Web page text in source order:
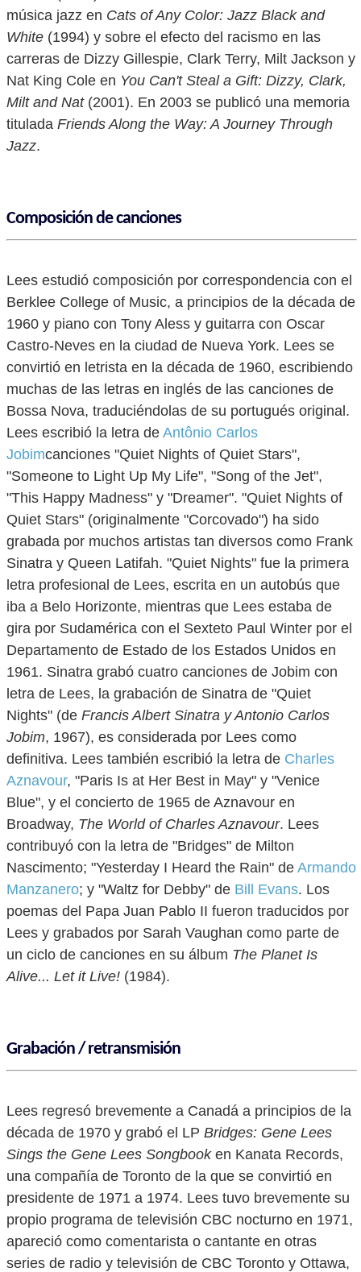
música jazz en Cats of Any Color: Jazz Black and
White (1994) y sobre el efecto del racismo en las
carreras de Dizzy Gillespie, Clark Terry, Milt Jackson y
Nat King Cole en You Can't Steal a Gift: Dizzy, Clark,
Milt and Nat(2001). En 2003 se publicó una memoria
titulada Friends Along the Way: A Journey Through
Jazz.
Composición de canciones
Lees estudió composición por correspondencia con el
Berklee College of Music, a principios de la década de
1960 y piano con Tony Aless y guitarra con Oscar
Castro-Neves en la ciudad de Nueva York. Lees se
convirtió en letrista en la década de 1960, escribiendo
muchas de las letras en inglés de las canciones de
Bossa Nova, traduciéndolas de su portugués original.
Lees escribió la letra de Antônio Carlos
Jobimcanciones "Quiet Nights of Quiet Stars",
"Someone to Light Up My Life", "Song of the Jet",
"This Happy Madness" y "Dreamer". "Quiet Nights of
Quiet Stars" (originalmente "Corcovado") ha sido
grabada por muchos artistas tan diversos como Frank
Sinatra y Queen Latifah. "Quiet Nights" fue la primera
letra profesional de Lees, escrita en un autobús que
iba a Belo Horizonte, mientras que Lees estaba de
gira por Sudamérica con el Sexteto Paul Winter por el
Departamento de Estado de los Estados Unidos en
1961. Sinatra grabó cuatro canciones de Jobim con
letra de Lees, la grabación de Sinatra de "Quiet
Nights" (de Francis Albert Sinatra y Antonio Carlos
Jobim, 1967), es considerada por Lees como
definitiva. Lees también escribió la letra de Charles
Aznavour, "Paris Is at Her Best in May" y "Venice
Blue", y el concierto de 1965 de Aznavour en
Broadway, The World of Charles Aznavour. Lees
contribuyó con la letra de "Bridges" de Milton
Nascimento; "Yesterday I Heard the Rain" de Armando
Manzanero; y "Waltz for Debby" de Bill Evans. Los
poemas del Papa Juan Pablo II fueron traducidos por
Lees y grabados por Sarah Vaughan como parte de
un ciclo de canciones en su álbum The Planet Is
Alive... Let it Live! (1984).
Grabación / retransmisión
Lees regresó brevemente a Canadá a principios de la
década de 1970 y grabó el LP Bridges: Gene Lees
Sings the Gene Lees Songbooken Kanata Records,
una compañía de Toronto de la que se convirtió en
presidente de 1971 a 1974. Lees tuvo brevemente su
propio programa de televisión CBC nocturno en 1971,
apareció como comentarista o cantante en otras
series de radio y televisión de CBC Toronto y Ottawa,